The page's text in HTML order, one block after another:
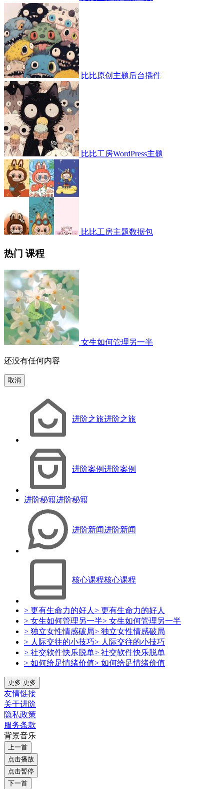
比比原创主题后台插件
比比工房WordPress主题
比比工房主题数据包
热门 课程
女生如何管理另一半
还没有任何内容
取消
进阶之旅进阶之旅
进阶案例进阶案例
进阶秘籍进阶秘籍
进阶新闻进阶新闻
核心课程核心课程
> 更有生命力的好人 > 更有生命力的好人
> 女生如何管理另一半> 女生如何管理另一半
> 独立女性情感破局> 独立女性情感破局
> 人际交往的小技巧> 人际交往的小技巧
> 社交软件快乐脱单> 社交软件快乐脱单
> 如何给足情绪价值> 如何给足情绪价值
更多 更多
友情链接
关于进阶
隐私政策
服务条款
背景音乐
上一首
点击播放
点击暂停
下一首